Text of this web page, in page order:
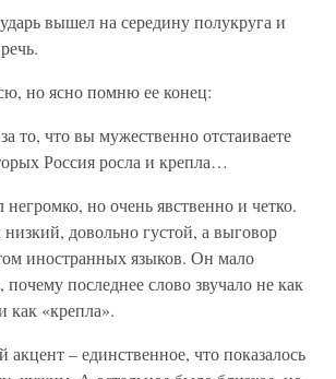
вышел на середину полукруга и
но ясно помню ее конец:
то, что вы мужественно отстаиваете
Россия росла и крепла…
негромко, но очень явственно и четко.
довольно густой, а выговор
иностранных языков. Он мало
последнее слово звучало не как
как «крепла».
акцент – единственное, что показалось